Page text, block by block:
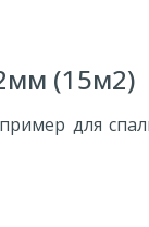
(15м2)
для